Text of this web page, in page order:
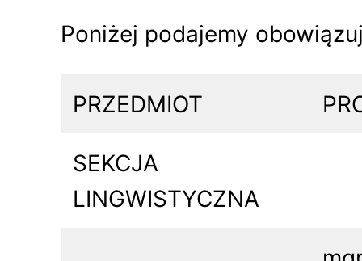
Poniżej podajemy
PRZEDMIOT
SEKCJA
LINGWISTYCZNA